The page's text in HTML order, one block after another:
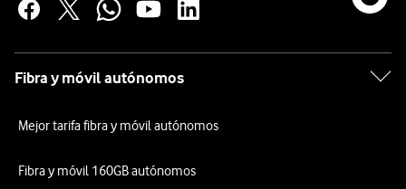
Fibra y móvil autónomos
Mejor tarifa fibra y móvil autónomos
Fibra y móvil 160GB autónomos